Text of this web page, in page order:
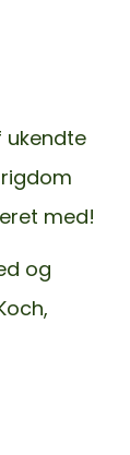
ukendte
med!
og